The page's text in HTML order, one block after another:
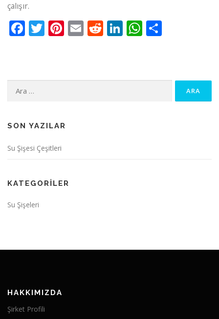
çalışır.
Facebook
Twitter
Pinterest
EmailReddit
LinkedIn
WhatsApp
Arama:
SON YAZILAR
Su Şişesi Çeşitleri
KATEGORILER
Su Şişeleri
HAKKIMIZDA
Şirket Profili